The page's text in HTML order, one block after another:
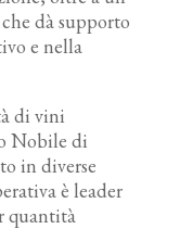
dà supporto
e nella
di vini
Nobile di
in diverse
è leader
quantità